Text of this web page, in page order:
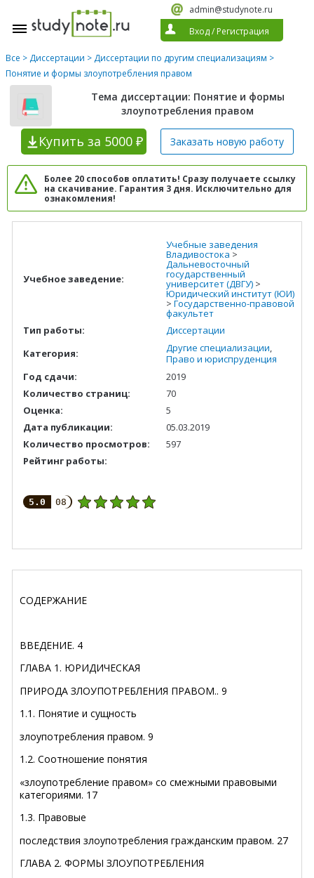
admin@studynote.ru
Вход/ Регистрация
Все > Диссертации > Диссертации по другим специализациям >
Понятие и формы злоупотребления правом
Тема диссертации: Понятие и формы
злоупотребления правом
Купить за 5000 ₽ Заказать новую работу
Более 20 способов оплатить! Сразу получаете ссылку
на скачивание. Гарантия 3 дня. Исключительно для
ознакомления!
Учебное заведение:
Учебные заведения
Владивостока>
Дальневосточный
государственный
университет (ДВГУ) >
Юридический институт (ЮИ)
> Государственно-правовой
факультет
Тип работы:
Диссертации
Категория:
Другие специализации,
Право и юриспруденция
Год сдачи:
2019
Количество страниц:
70
Оценка:
5
Дата публикации:
05.03.2019
Количество просмотров:
597
Рейтинг работы:
5.0 08
СОДЕРЖАНИЕ
ВВЕДЕНИЕ. 4
ГЛАВА 1. ЮРИДИЧЕСКАЯ
ПРИРОДА ЗЛОУПОТРЕБЛЕНИЯ ПРАВОМ.. 9
1.1. Понятие и сущность
злоупотребления правом. 9
1.2. Соотношение понятия
«злоупотребление правом» со смежными правовыми
категориями. 17
1.3. Правовые
последствия злоупотребления гражданским правом. 27
ГЛАВА 2. ФОРМЫ ЗЛОУПОТРЕБЛЕНИЯ